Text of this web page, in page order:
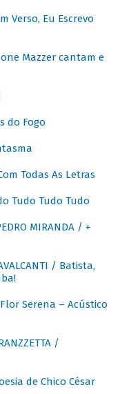
Verso, Eu Escrevo
Mazzer cantam e
do Fogo
Todas As Letras
Tudo Tudo Tudo
MIRANDA / +
/ Batista,
Serena – Acústico
/
de Chico César